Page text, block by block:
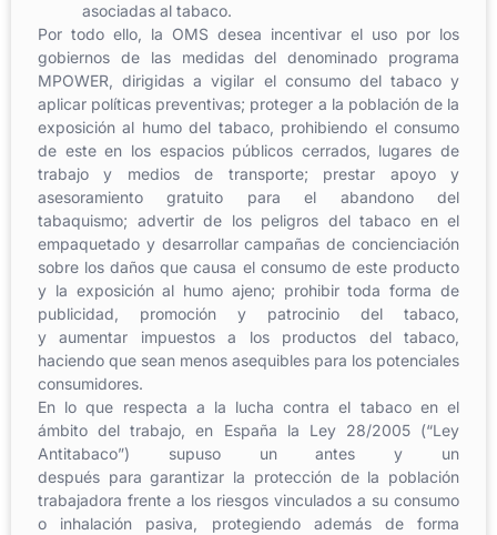
asociadas al tabaco.
Por todo ello, la OMS desea incentivar el uso por los
gobiernos de las medidas del denominado programa
MPOWER, dirigidas a vigilar el consumo del tabaco y
aplicar políticas preventivas; proteger a la población de la
exposición al humo del tabaco, prohibiendo el consumo
de este en los espacios públicos cerrados, lugares de
trabajo y medios de transporte; prestar apoyo y
asesoramiento gratuito para el abandono del
tabaquismo; advertir de los peligros del tabaco en el
empaquetado y desarrollar campañas de concienciación
sobre los daños que causa el consumo de este producto
y la exposición al humo ajeno; prohibir toda forma de
publicidad, promoción y patrocinio del tabaco,
y aumentar impuestos a los productos del tabaco,
haciendo que sean menos asequibles para los potenciales
consumidores.
En lo que respecta a la lucha contra el tabaco en el
ámbito del trabajo, en España la Ley 28/2005 (“Ley
Antitabaco”) supuso un antes y un
después para garantizar la protección de la población
trabajadora frente a los riesgos vinculados a su consumo
o inhalación pasiva, protegiendo además de forma